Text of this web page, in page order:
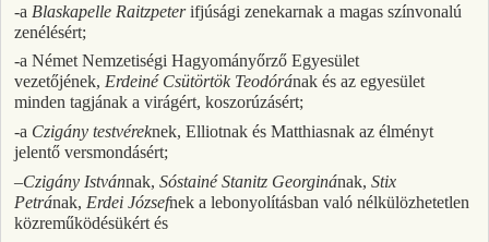
-a Blaskapelle Raitzpeterifjúsági zenekarnak a magas színvonalú
zenélésért;
-a Német Nemzetiségi Hagyományőrző Egyesület
vezetőjének, Erdeiné Csütörtök Teodórának és az egyesület
minden tagjának a virágért, koszorúzásért;
-a Czigány testvéreknek, Elliotnak és Matthiasnak az élményt
jelentő versmondásért;
–Czigány Istvánnak, Sóstainé Stanitz Georginának, Stix
Petrának, Erdei Józsefnek a lebonyolításban való nélkülözhetetlen
közreműködésükért és